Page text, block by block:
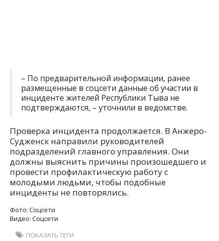
– По предварительной информации, ранее
размещенные в соцсети данные об участии в
инциденте жителей Республики Тыва не
подтверждаются, – уточнили в ведомстве.
Проверка инцидента продолжается. В Анжеро-
Судженск направили руководителей
подразделений главного управления. Они
должны выяснить причины произошедшего и
провести профилактическую работу с
молодыми людьми, чтобы подобные
инциденты не повторялись.
Фото: Соцсети
Видео: Соцсети
ПОКАЗАТЬ ТЕГИ